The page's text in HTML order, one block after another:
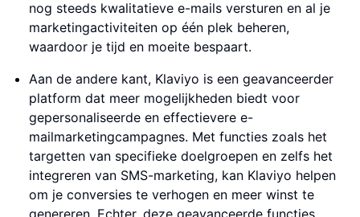
nog steeds kwalitatieve e-mails versturen en al je
marketingactiviteiten op één plek beheren,
waardoor je tijd en moeite bespaart.
Aan de andere kant, Klaviyo is een geavanceerder
platform dat meer mogelijkheden biedt voor
gepersonaliseerde en effectievere e-
mailmarketingcampagnes. Met functies zoals het
targetten van specifieke doelgroepen en zelfs het
integreren van SMS-marketing, kan Klaviyo helpen
om je conversies te verhogen en meer winst te
genereren. Echter, deze geavanceerde functies